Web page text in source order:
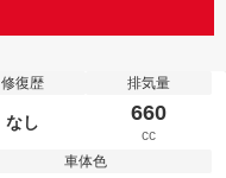
修復歴
なし
排気量
660
cc
車体色